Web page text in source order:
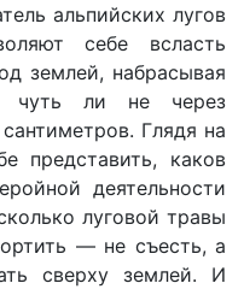
альпийских лугов
себе всласть
землей, набрасывая
чуть ли не через
Глядя на
представить, каков
деятельности
луговой травы
— не съесть, а
сверху землей. И